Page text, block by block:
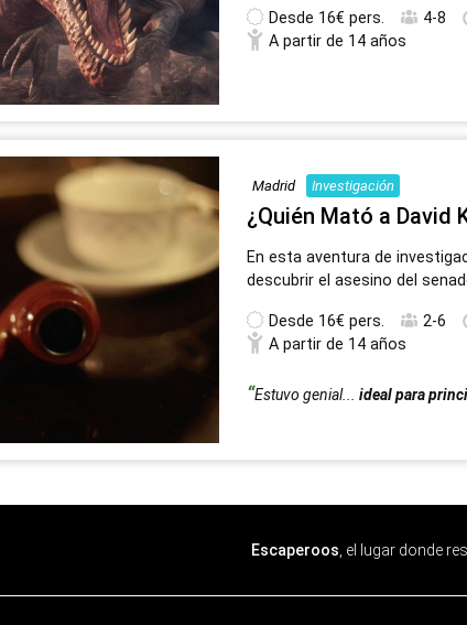
Desde 16€ pers. 4-8
A partir de 14 años
Madrid Investigación
¿Quién Mató a David
En esta aventura de
descubrir el asesino del
Desde 16€ pers. 2-6
A partir de 14 años
Estuvo genial... ideal para
Escaperoos , el lugar donde